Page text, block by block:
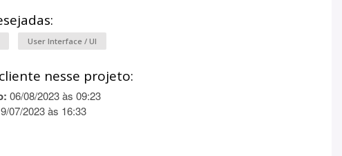
User Interface / UI
nesse projeto:
06/08/2023 às 09:23
07/2023 às 16:33